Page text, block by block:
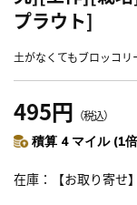
プラウト]
土がなくてもブロッコ
495円 （税込）
積算 4 マイル (1
在庫 【お取り寄